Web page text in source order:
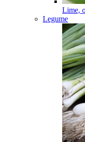
Lime,
Legume